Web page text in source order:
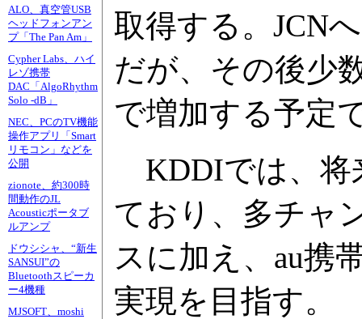
ALO、真空管USB
ヘッドフォンアン
プ「The Pan Am」
Cypher Labs、ハイ
レゾ携帯
DAC「AlgoRhythm
Solo -dB」
NEC、PCのTV機能
操作アプリ「Smart
リモコン」などを
公開
zionote、約300時
間動作のJL
Acousticポータブ
ルアンプ
ドウシシャ、“新生
SANSUI”の
Bluetoothスピーカ
ー4機種
MJSOFT、moshi
取得する。JCN
だが、その後少
で増加する予定
KDDIでは、将
ており、多チャ
スに加え、au携
実現を目指す。